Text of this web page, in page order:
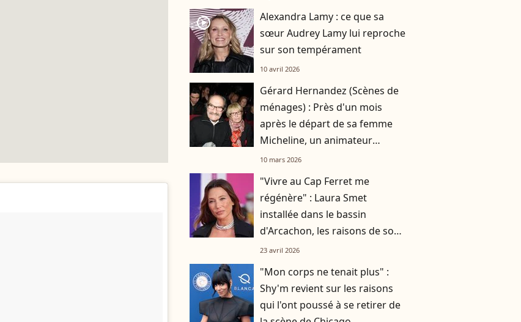
player2
Alexandra Lamy : ce que sa
sœur Audrey Lamy lui reproche
sur son tempérament
10 avril 2026
Gérard Hernandez (Scènes de
ménages) : Près d'un mois
après le départ de sa femme
Micheline, un animateur
proche du couple s'exprime
10 mars 2026
"Vivre au Cap Ferret me
régénère" : Laura Smet
installée dans le bassin
d'Arcachon, les raisons de son
départ de Paris avec son fils et
23 avril 2026
"Mon corps ne tenait plus" :
Shy'm revient sur les raisons
qui l'ont poussé à se retirer de